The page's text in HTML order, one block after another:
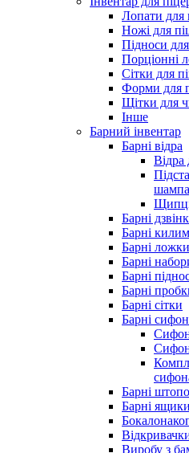
Лопати для
Ножі для
Підноси
Порціонні
Сітки для
Форми для
Щітки для
Інше
Барний інвентар
Барні відра
Відра
Барні
Барні
Барні ложки
Барні
Барні
Барні
Барні сітки
Барні
Барні
Барні ящики
Виробу з